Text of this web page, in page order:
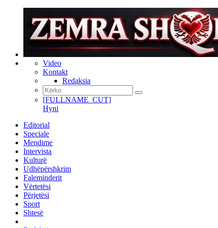
Video
Kontakt
Redaksia
[FULLNAME_CUT]
Hyni
Editorial
Speciale
Mendime
Intervista
Kulturë
Udhëpërshkrim
Faleminderit
Vërtetësi
Përjetësi
Sport
Shtesë